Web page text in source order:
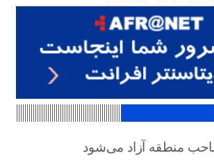
منطقه آزاد می‌شود